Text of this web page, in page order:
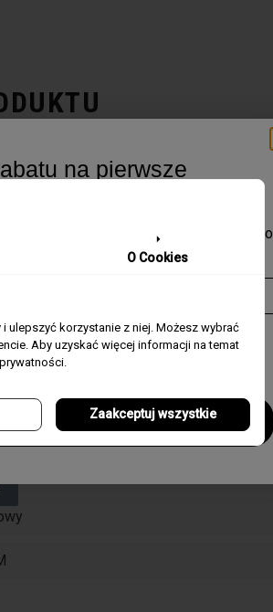
stalowa
O Cookies
ulepszyć korzystanie z niej. Możesz wybrać
Aby uzyskać więcej informacji na temat
Zaakceptuj wszystkie
na pierwsze
Newslettera i dowiaduj się pierwszy o
ze świata zegarków.
wyrażam zgodę na przetwarzanie
w celu otrzymywania
swój kupon!